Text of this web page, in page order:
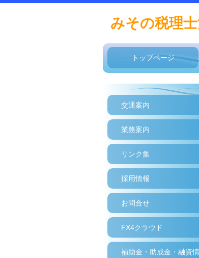
みその税理
トップページ
交通案内
業務案内
リンク集
採用情報
お問合せ
FX4クラウド
補助金・助成金・融資